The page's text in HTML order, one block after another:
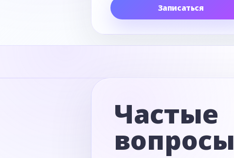
Записаться
Частые
вопросы